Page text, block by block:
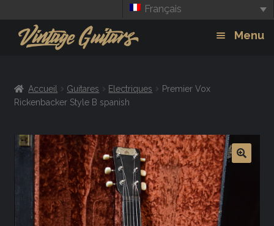
Français
Menu
Amplis
Accueil Guitares Electriques
Premier Vox
Rickenbacker Style B spanish